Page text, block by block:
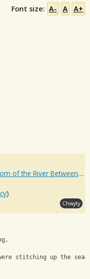
Font size: A- A A+
River Between Vega and Altair
)
Chwyty
stitching up the